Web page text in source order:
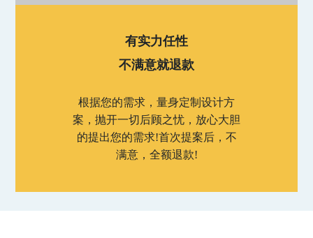
有实力任性
不满意就退款
根据您的需求，量身定制设计方
案，抛开一切后顾之忧，放心大胆
的提出您的需求!首次提案后，不
满意，全额退款!